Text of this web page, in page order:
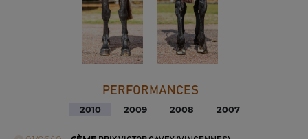
PERFORMANCES
2010 2009 2008 2007